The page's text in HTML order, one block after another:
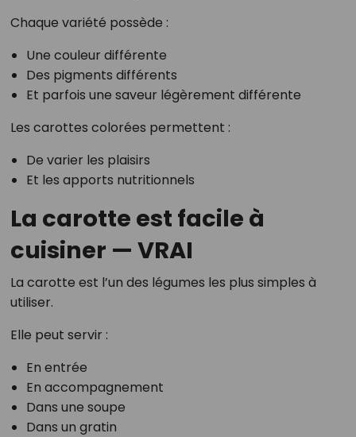
Chaque variété possède :
Une couleur différente
Des pigments différents
Et parfois une saveur légèrement différente
Les carottes colorées permettent :
De varier les plaisirs
Et les apports nutritionnels
La carotte est facile à
cuisiner — VRAI
La carotte est l’un des légumes les plus simples à
utiliser.
Elle peut servir :
En entrée
En accompagnement
Dans une soupe
Dans un gratin